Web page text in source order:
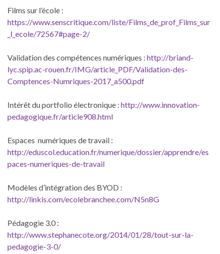
Films sur l’école :
https://www.senscritique.com/liste/Films_de_prof_Films_sur
_l_ecole/72567#page-2/
Validation des compétences numériques : http://briand-
lyc.spip.ac-rouen.fr/IMG/article_PDF/Validation-des-
Comptences-Numriques-2017_a500.pdf
Intérêt du portfolio électronique : http://www.innovation-
pedagogique.fr/article908.html
Espaces numériques de travail :
http://eduscol.education.fr/numerique/dossier/apprendre/es
paces-numeriques-de-travail
Modèles d’intégration des BYOD :
http://linkis.com/ecolebranchee.com/N5n8G
Pédagogie 3.0 :
http://www.stephanecote.org/2014/01/28/tout-sur-la-
pedagogie-3-0/